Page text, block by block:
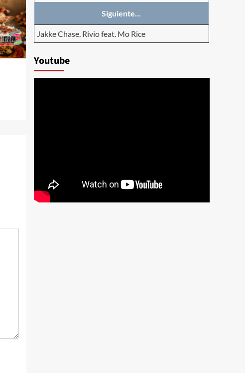
Siguiente...
Jakke Chase, Rivio feat. Mo Rice
Youtube